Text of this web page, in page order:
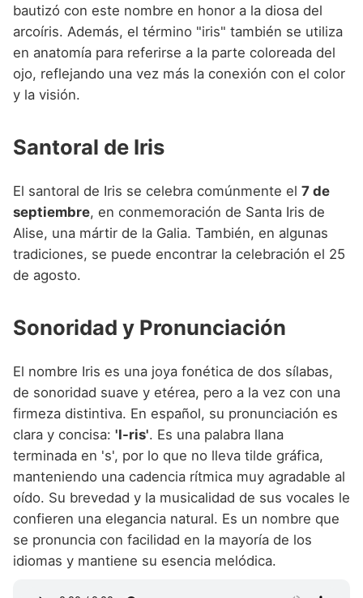
bautizó con este nombre en honor a la diosa del
arcoíris. Además, el término "iris" también se utiliza
en anatomía para referirse a la parte coloreada del
ojo, reflejando una vez más la conexión con el color
y la visión.
Santoral de Iris
El santoral de Iris se celebra comúnmente el 7 de
septiembre, en conmemoración de Santa Iris de
Alise, una mártir de la Galia. También, en algunas
tradiciones, se puede encontrar la celebración el 25
de agosto.
Sonoridad y Pronunciación
El nombre Iris es una joya fonética de dos sílabas,
de sonoridad suave y etérea, pero a la vez con una
firmeza distintiva. En español, su pronunciación es
clara y concisa: 'I-ris'. Es una palabra llana
terminada en 's', por lo que no lleva tilde gráfica,
manteniendo una cadencia rítmica muy agradable al
oído. Su brevedad y la musicalidad de sus vocales le
confieren una elegancia natural. Es un nombre que
se pronuncia con facilidad en la mayoría de los
idiomas y mantiene su esencia melódica.